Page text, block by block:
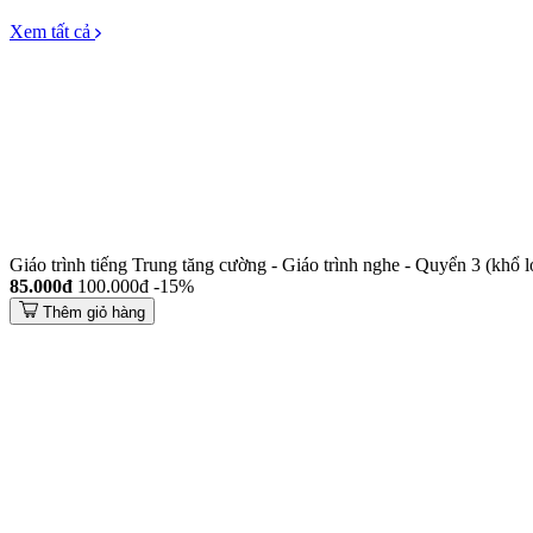
Xem tất cả
Giáo trình tiếng Trung tăng cường - Giáo trình nghe - Quyển 3 (khổ
85.000đ 100.000đ -15%
Thêm giỏ hàng